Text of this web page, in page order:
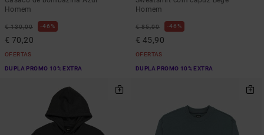
Homem
€ 130,00 46%
€ 70,20
OFERTAS
DUPLA PROMO 10% EXTRA
Homem
€ 85,00 46%
€ 45,90
OFERTAS
DUPLA PROMO 10% EXTRA